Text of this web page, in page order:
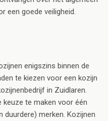
een goede veiligheid.
enigszins binnen de
te kiezen voor een kozijn
in Zuidlaren.
te maken voor één
duurdere) merken. Kozijnen